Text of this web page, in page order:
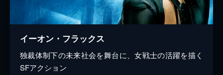
イーオン・フラックス
独裁体制下の未来社会を舞台に、女戦士の活躍を描く
SFアクション